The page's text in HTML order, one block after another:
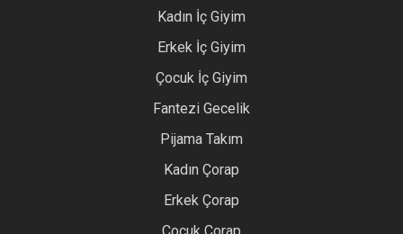
Kadın İç Giyim
Erkek İç Giyim
Çocuk İç Giyim
Fantezi Gecelik
Pijama Takım
Kadın Çorap
Erkek Çorap